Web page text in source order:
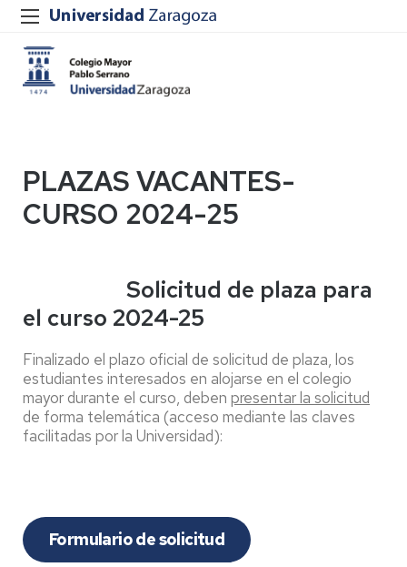
PLAZAS VACANTES-
CURSO 2024-25
Solicitud de plaza para
el curso 2024-25
Finalizado el plazo oficial de solicitud de plaza, los
estudiantes interesados en alojarse en el colegio
mayor durante el curso, deben presentar la solicitud
de forma telemática (acceso mediante las claves
facilitadas por la Universidad):
Formulario de solicitud